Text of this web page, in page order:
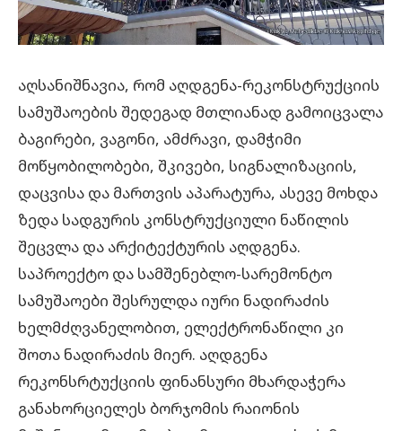
აღსანიშნავია, რომ აღდგენა-რეკონსტრუქციის
სამუშაოების შედეგად მთლიანად გამოიცვალა
ბაგირები, ვაგონი, ამძრავი, დამჭიმი
მოწყობილობები, შკივები, სიგნალიზაციის,
დაცვისა და მართვის აპარატურა, ასევე მოხდა
ზედა სადგურის კონსტრუქციული ნაწილის
შეცვლა და არქიტექტურის აღდგენა.
საპროექტო და სამშენებლო-სარემონტო
სამუშაოები შესრულდა იური ნადირაძის
ხელმძღვანელობით, ელექტრონაწილი კი
შოთა ნადირაძის მიერ. აღდგენა
რეკონსრტუქციის ფინანსური მხარდაჭერა
განახორციელეს ბორჯომის რაიონის